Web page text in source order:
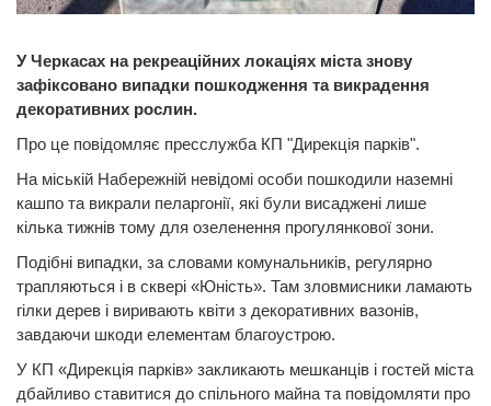
У Черкасах на рекреаційних локаціях міста знову
зафіксовано випадки пошкодження та викрадення
декоративних рослин.
Про це повідомляє пресслужба КП "Дирекція парків".
На міській Набережній невідомі особи пошкодили наземні
кашпо та викрали пеларгонії, які були висаджені лише
кілька тижнів тому для озеленення прогулянкової зони.
Подібні випадки, за словами комунальників, регулярно
трапляються і в сквері «Юність». Там зловмисники ламають
гілки дерев і виривають квіти з декоративних вазонів,
завдаючи шкоди елементам благоустрою.
У КП «Дирекція парків» закликають мешканців і гостей міста
дбайливо ставитися до спільного майна та повідомляти про